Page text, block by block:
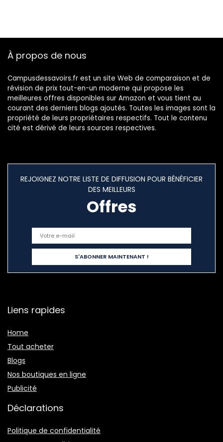
À propos de nous
Campusdessavoirs.fr est un site Web de comparaison et de
révision de prix tout-en-un moderne qui propose les
meilleures offres disponibles sur Amazon et vous tient au
courant des derniers blogs ajoutés. Toutes les images sont la
propriété de leurs propriétaires respectifs. Tout le contenu
cité est dérivé de leurs sources respectives.
REJOIGNEZ NOTRE LISTE DE DIFFUSION POUR BÉNÉFICIER
DES MEILLEURS
Offres
Liens rapides
Home
Tout acheter
Blogs
Nos boutiques en ligne
Publicité
Déclarations
Politique de confidentialité